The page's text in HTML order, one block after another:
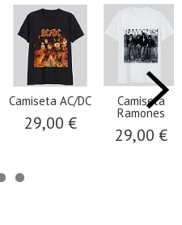
Camiseta AC/DC
29,00 €
Camiseta
Ramones
29,00 €